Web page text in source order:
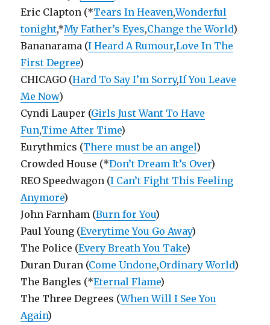
Eric Clapton (*Tears In Heaven,Wonderful
tonight,*My Father’s Eyes,Change the World)
Bananarama (I Heard A Rumour,Love In The
First Degree)
CHICAGO (Hard To Say I’m Sorry,If You Leave
Me Now)
Cyndi Lauper (Girls Just Want To Have
Fun,Time After Time)
Eurythmics (There must be an angel)
Crowded House (*Don’t Dream It’s Over)
REO Speedwagon (I Can’t Fight This Feeling
Anymore)
John Farnham (Burn for You)
Paul Young (Everytime You Go Away)
The Police (Every Breath You Take)
Duran Duran (Come Undone,Ordinary World)
The Bangles (*Eternal Flame)
The Three Degrees (When Will I See You
Again)